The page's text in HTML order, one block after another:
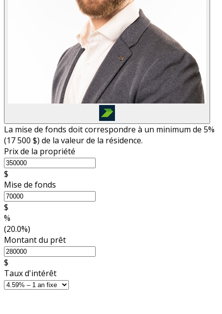
La mise de fonds doit correspondre à un minimum de 5%
(17 500 $) de la valeur de la résidence.
Prix de la propriété
$
Mise de fonds
$
%
(20.0%)
Montant du prêt
$
Taux d'intérêt